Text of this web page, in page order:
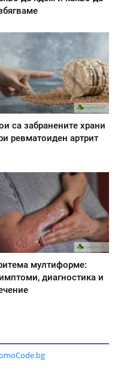
са забранените храни
ревматоиден артрит
мултиформе:
диагностика и